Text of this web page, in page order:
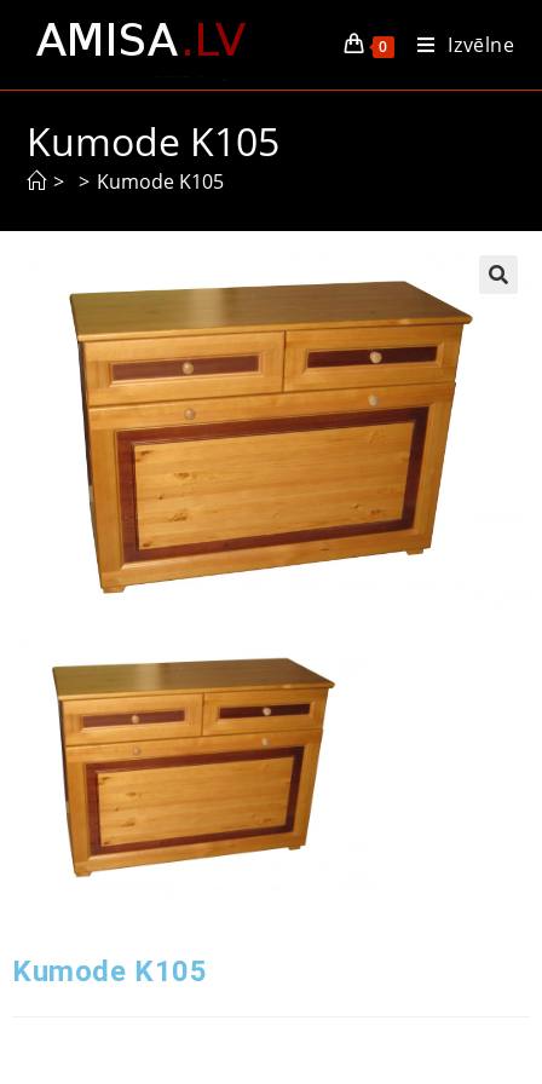
0 Izvēlne
Kumode K105
> > Kumode K105
Kumode K105